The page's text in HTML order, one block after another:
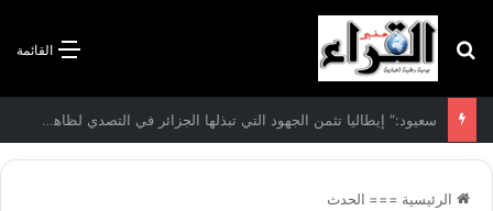
القائمة بحث عن
الاتفاقية الأممية بشأن تغير المناخ :الجزائر تودع مساهمتها الوطنية المحددة لسنة 2026
الرئيسية === الحدث